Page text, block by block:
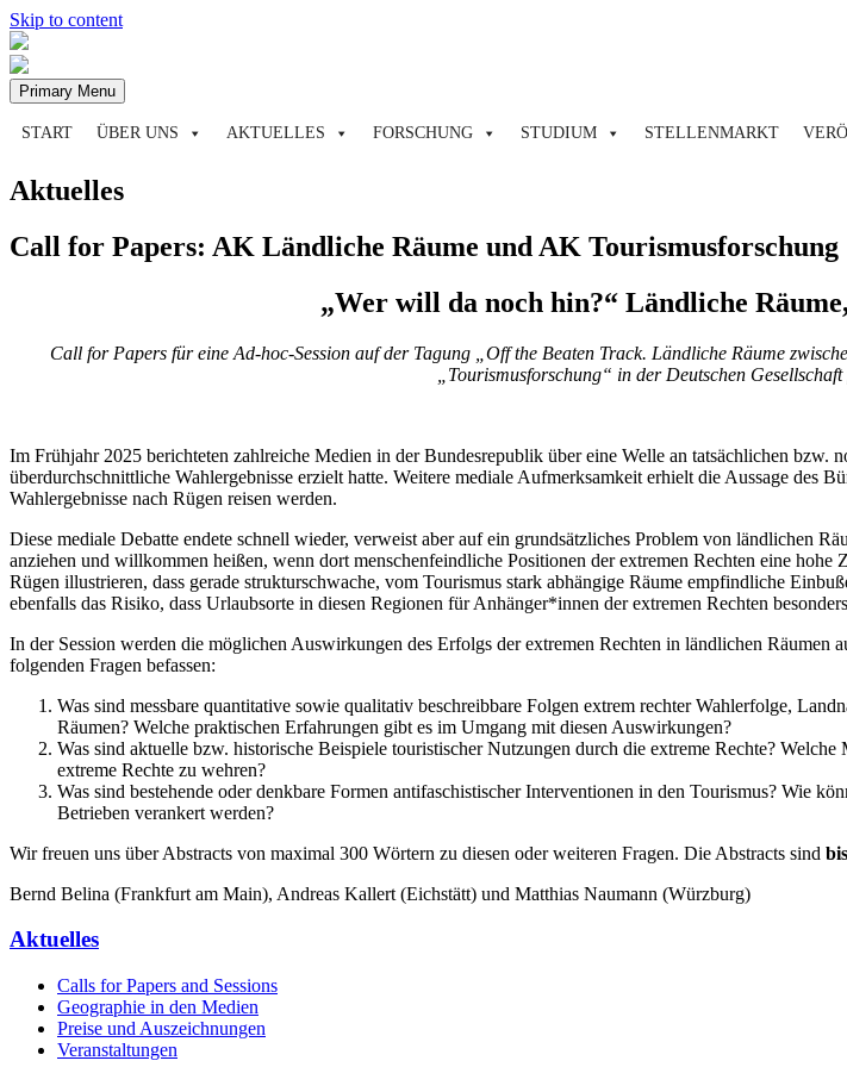
Skip to content
Primary Menu
START ÜBER UNS AKTUELLES FORSCHUNG STUDIUM STELLENMARKT
Aktuelles
Call for Papers: AK Ländliche Räume und AK Tourismusforschung
„Wer will da noch hin?“ Ländliche
Call for Papers für eine Ad-hoc-Session auf der Tagung „Off the Beaten Track. Ländliche Räume
„Tourismusforschung“ in der Deutschen
Im Frühjahr 2025 berichteten zahlreiche Medien in der Bundesrepublik über eine Welle an tatsächlichen
überdurchschnittliche Wahlergebnisse erzielt hatte. Weitere mediale Aufmerksamkeit erhielt die Aussage des
Wahlergebnisse nach Rügen reisen werden.
Diese mediale Debatte endete schnell wieder, verweist aber auf ein grundsätzliches Problem von ländlichen
anziehen und willkommen heißen, wenn dort menschenfeindliche Positionen der extremen Rechten eine
Rügen illustrieren, dass gerade strukturschwache, vom Tourismus stark abhängige Räume empfindliche
ebenfalls das Risiko, dass Urlaubsorte in diesen Regionen für Anhänger*innen der extremen Rechten
In der Session werden die möglichen Auswirkungen des Erfolgs der extremen Rechten in ländlichen
folgenden Fragen befassen:
Was sind messbare quantitative sowie qualitativ beschreibbare Folgen extrem rechter Wahlerfolge,
Räumen? Welche praktischen Erfahrungen gibt es im Umgang mit diesen Auswirkungen?
Was sind aktuelle bzw. historische Beispiele touristischer Nutzungen durch die extreme Rechte?
extreme Rechte zu wehren?
Was sind bestehende oder denkbare Formen antifaschistischer Interventionen in den Tourismus? Wie
Betrieben verankert werden?
Wir freuen uns über Abstracts von maximal 300 Wörtern zu diesen oder weiteren Fragen. Die Abstracts sind
Bernd Belina (Frankfurt am Main), Andreas Kallert (Eichstätt) und Matthias Naumann (Würzburg)
Aktuelles
Calls for Papers and Sessions
Geographie in den Medien
Preise und Auszeichnungen
Veranstaltungen